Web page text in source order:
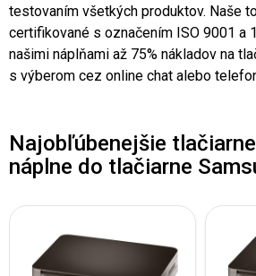
testovaním všetkých produktov. Naše
certifikované s označením ISO 9001 a
našimi náplňami až 75% nákladov na
s výberom cez online chat alebo
Najobľúbenejšie
náplne do tlačiarne